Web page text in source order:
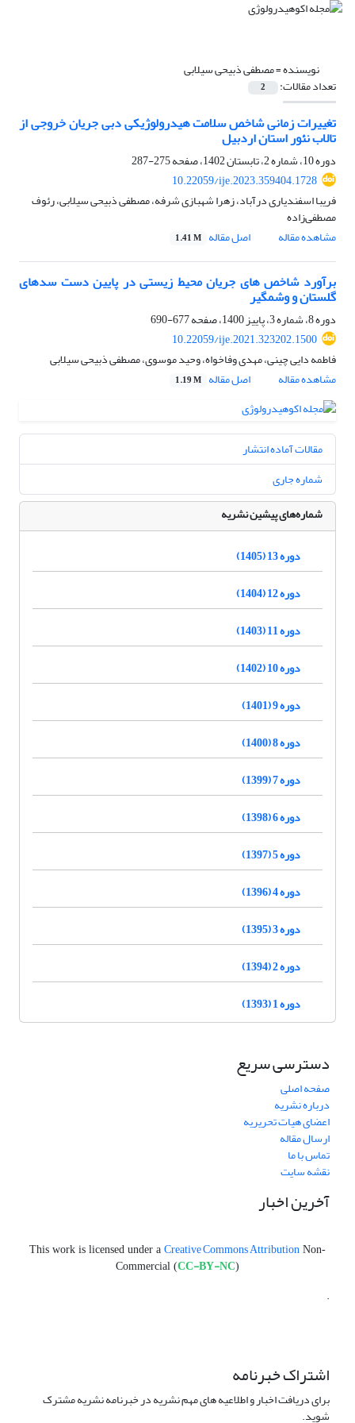
نویسنده =مصطفی ذبیحی سیلابی
تعداد مقالات: 2
تغییرات زمانی شاخص سلامت هیدرولوژیکی دبی جریان خروجی از
تالاب نئور استان اردبیل
دوره 10، شماره 2، تابستان 1402، صفحه
275-287
10.22059/ije.2023.359404.1728
فریبا اسفندیاری درآباد، زهرا شهبازی شرفه، مصطفی ذبیحی سیلابی، رئوف
مصطفی‌زاده
مشاهده مقاله
اصل مقاله 1.41 M
برآورد شاخص‏ های جریان محیط‏ زیستی در پایین ‏دست سدهای
گلستان و وشمگیر
دوره 8، شماره 3، پاییز 1400، صفحه
677-690
10.22059/ije.2021.323202.1500
فاطمه دایی چینی، مهدی وفاخواه، وحید موسوی، مصطفی ذبیحی سیلابی
مشاهده مقاله
اصل مقاله 1.19 M
مقالات آماده انتشار
شماره جاری
شماره‌های پیشین نشریه
دوره 13 (1405)
دوره 12 (1404)
دوره 11 (1403)
دوره 10 (1402)
دوره 9 (1401)
دوره 8 (1400)
دوره 7 (1399)
دوره 6 (1398)
دوره 5 (1397)
دوره 4 (1396)
دوره 3 (1395)
دوره 2 (1394)
دوره 1 (1393)
دسترسی سریع
صفحه اصلی
درباره نشریه
اعضای هیات تحریریه
ارسال مقاله
تماس با ما
نقشه سایت
آخرین اخبار
This work is licensed under a Creative Commons Attribution Non-
Commercial (CC-BY-NC)
.
اشتراک خبرنامه
برای دریافت اخبار و اطلاعیه های مهم نشریه در خبرنامه نشریه مشترک
شوید.